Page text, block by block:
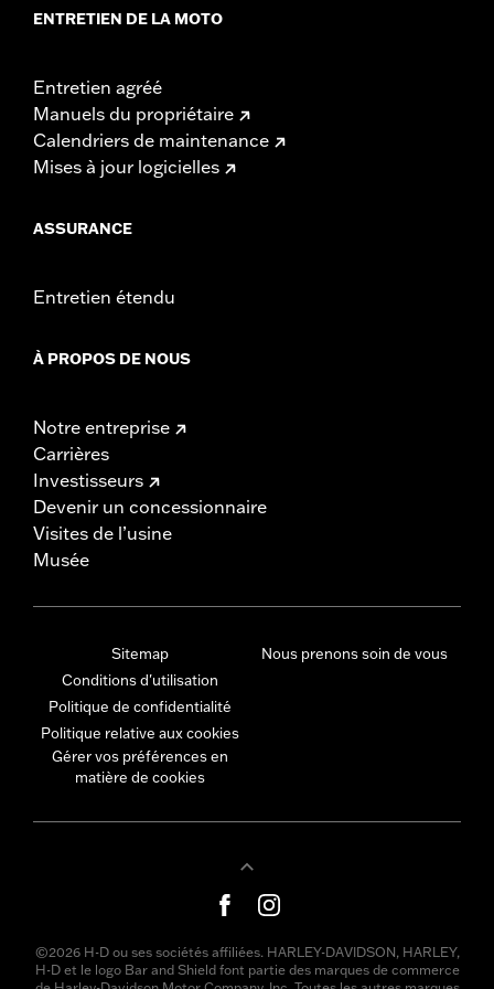
ENTRETIEN DE LA MOTO
Entretien agréé
Manuels du propriétaire
Calendriers de maintenance
Mises à jour logicielles
ASSURANCE
Entretien étendu
À PROPOS DE NOUS
Notre entreprise
Carrières
Investisseurs
Devenir un concessionnaire
Visites de l’usine
Musée
Sitemap
Conditions d'utilisation
Politique de confidentialité
Politique relative aux cookies
Gérer vos préférences en
matière de cookies
Nous prenons soin de vous
©2026 H-D ou ses sociétés affiliées. HARLEY-DAVIDSON, HARLEY,
H-D et le logo Bar and Shield font partie des marques de commerce